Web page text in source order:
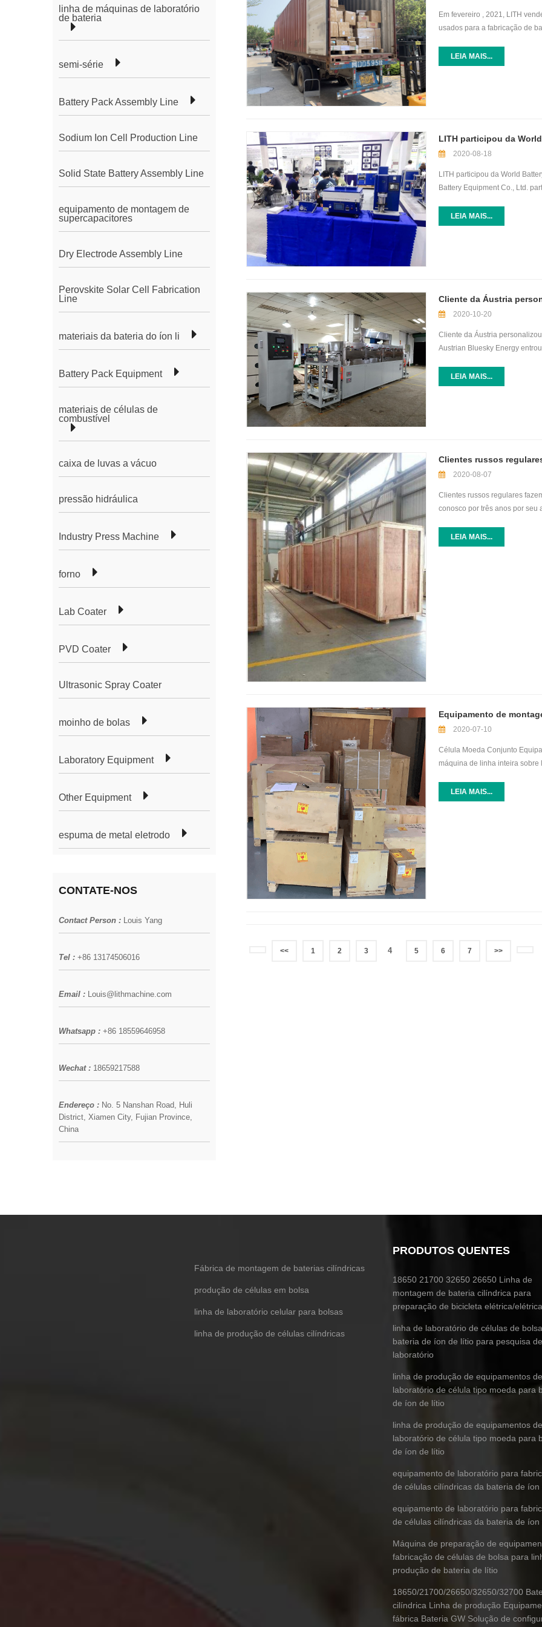
linha de máquinas de laboratório
de bateria
semi-série
Battery Pack Assembly Line
Sodium Ion Cell Production Line
Solid State Battery Assembly Line
equipamento de montagem de
supercapacitores
Dry Electrode Assembly Line
Perovskite Solar Cell Fabrication
Line
materiais da bateria do íon li
Battery Pack Equipment
materiais de células de
combustível
caixa de luvas a vácuo
pressão hidráulica
Industry Press Machine
forno
Lab Coater
PVD Coater
Ultrasonic Spray Coater
moinho de bolas
Laboratory Equipment
Other Equipment
espuma de metal eletrodo
CONTATE-NOS
Contact Person : Louis Yang
Tel : +86 13174506016
Email : Louis@lithmachine.com
Whatsapp : +86 18559646958
Wechat : 18659217588
Endereço : No. 5 Nanshan Road, Huli
District, Xiamen City, Fujian Province,
China
Em fevereiro , 2021, LITH
usados ​​para a fabricação de
11 canais Bateria testador
Equipment Co., Ltd. é
LEIA MAIS...
LITH participou da
2020-08-18
LITH participou da World
Battery Equipment Co., Ltd.
conjunto completo de
expuseram célula de moeda
personalizado do comprador"
LEIA MAIS...
Cliente da Áustria
2020-10-20
Cliente da Áustria
Austrian Bluesky Energy
comprimento e um forno de
máquina de revestimento
futuro.
LEIA MAIS...
Clientes russos
2020-08-07
Clientes russos regulares
conosco por três anos por seu
personalizadas 18650, uma
Após um mês e meio de
LEIA MAIS...
Equipamento de
2020-07-10
Célula Moeda Conjunto
máquina de linha inteira sobre
principalmente para pesquisa
luvas , Máquina de prensa de
LEIA MAIS...
<< 1 2 3 4 5 6 7 >>
Fábrica de montagem de baterias cilíndricas
produção de células em bolsa
linha de laboratório celular para bolsas
linha de produção de células cilíndricas
PRODUTOS QUENTES
18650 21700 32650 26650 Linha de
montagem de bateria cilíndrica para
preparação de bicicleta elétrica/elétrica
linha de laboratório de células de
bateria de íon de lítio para pesquisa de
laboratório
linha de produção de equipamentos de
laboratório de célula tipo moeda para
de íon de lítio
linha de produção de equipamentos de
laboratório de célula tipo moeda para
de íon de lítio
equipamento de laboratório para
de células cilíndricas da bateria de íon
equipamento de laboratório para
de células cilíndricas da bateria de íon
Máquina de preparação de
fabricação de células de bolsa para
produção de bateria de lítio
18650/21700/26650/32650/32700
cilíndrica Linha de produção
fábrica Bateria GW Solução de